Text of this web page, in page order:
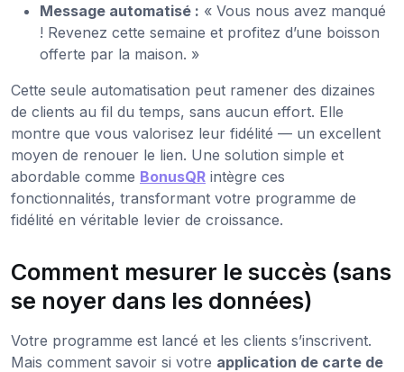
Message automatisé : « Vous nous avez manqué
! Revenez cette semaine et profitez d’une boisson
offerte par la maison. »
Cette seule automatisation peut ramener des dizaines
de clients au fil du temps, sans aucun effort. Elle
montre que vous valorisez leur fidélité — un excellent
moyen de renouer le lien. Une solution simple et
abordable comme BonusQR intègre ces
fonctionnalités, transformant votre programme de
fidélité en véritable levier de croissance.
Comment mesurer le succès (sans
se noyer dans les données)
Votre programme est lancé et les clients s’inscrivent.
Mais comment savoir si votre application de carte de